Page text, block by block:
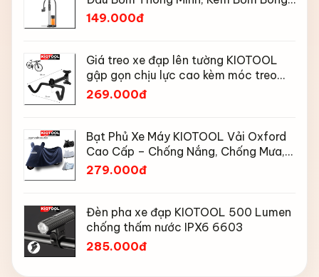
Đồng Hồ 160 PSI
149.000đ
Giá treo xe đạp lên tường KIOTOOL
gập gọn chịu lực cao kèm móc treo
mũ bảo hiểm
269.000đ
Bạt Phủ Xe Máy KIOTOOL Vải Oxford
Cao Cấp – Chống Nắng, Chống Mưa,
Chống Bụi, Chống Tia UV, Có Phản
279.000đ
Đèn pha xe đạp KIOTOOL 500 Lumen
chống thấm nước IPX6 6603
285.000đ